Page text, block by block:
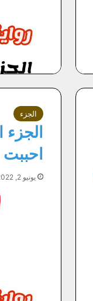
الجزء
يونيو 2, 2022